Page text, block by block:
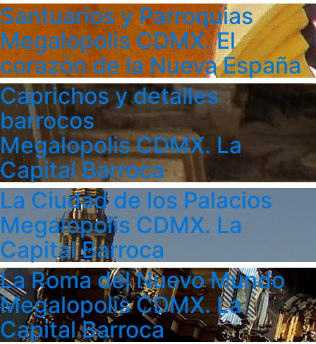
Santuarios y Parroquias
Megalopolis CDMX. El
corazón de la Nueva España
Caprichos y detalles
barrocos
Megalopolis CDMX. La
Capital Barroca
La Ciudad de los Palacios
Megalopolis CDMX. La
Capital Barroca
La Roma del Nuevo Mundo
Megalopolis CDMX. La
Capital Barroca